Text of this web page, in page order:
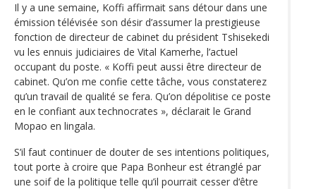
Il y a une semaine, Koffi affirmait sans détour dans une
émission télévisée son désir d’assumer la prestigieuse
fonction de directeur de cabinet du président Tshisekedi
vu les ennuis judiciaires de Vital Kamerhe, l’actuel
occupant du poste. « Koffi peut aussi être directeur de
cabinet. Qu’on me confie cette tâche, vous constaterez
qu’un travail de qualité se fera. Qu’on dépolitise ce poste
en le confiant aux technocrates », déclarait le Grand
Mopao en lingala.
S’il faut continuer de douter de ses intentions politiques,
tout porte à croire que Papa Bonheur est étranglé par
une soif de la politique telle qu’il pourrait cesser d‘être